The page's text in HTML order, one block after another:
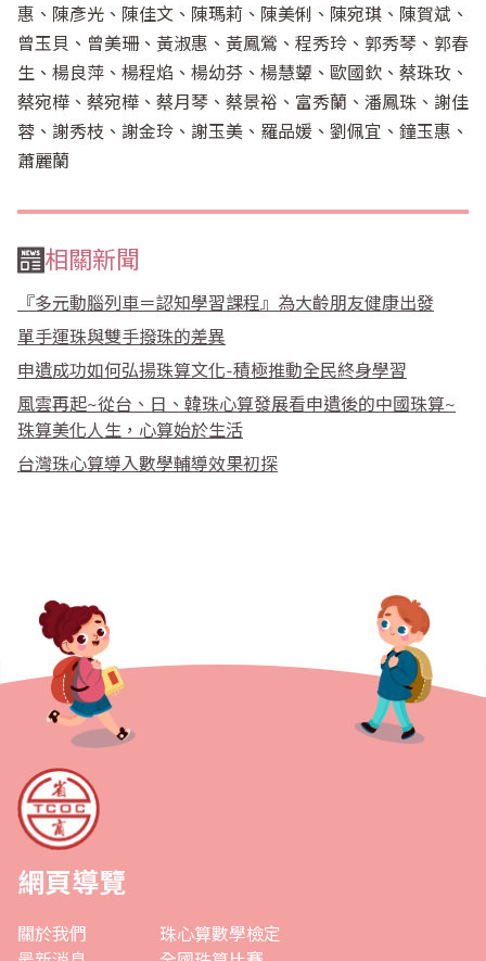
惠、陳彥光、陳佳文、陳瑪莉、陳美俐、陳宛琪、陳賀斌、
曾玉貝、曾美珊、黃淑惠、黃鳳鶯、程秀玲、郭秀琴、郭春
生、楊良萍、楊程焰、楊幼芬、楊慧顰、歐國欽、蔡珠玫、
蔡宛樺、蔡宛樺、蔡月琴、蔡景裕、富秀蘭、潘鳳珠、謝佳
蓉、謝秀枝、謝金玲、謝玉美、羅品媛、劉佩宜、鐘玉惠、
蕭麗蘭
相關新聞
『多元動腦列車＝認知學習課程』為大齡朋友健康出發
單手運珠與雙手撥珠的差異
申遺成功如何弘揚珠算文化-積極推動全民終身學習
風雲再起~從台、日、韓珠心算發展看申遺後的中國珠算~
珠算美化人生，心算始於生活
台灣珠心算導入數學輔導效果初探
網頁導覽
關於我們
珠心算數學檢定